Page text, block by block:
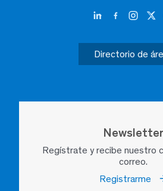
Directorio de
Newsletter
Regístrate y recibe nuestro
correo.
Registrarme